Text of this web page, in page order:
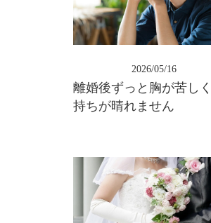
2026/05/16
離婚後ずっと胸が苦し
持ちが晴れません